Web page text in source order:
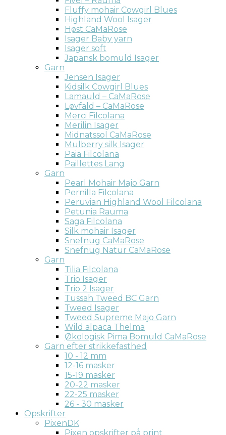
Fluffy mohair Cowgirl Blues
Highland Wool Isager
Høst CaMaRose
Isager Baby yarn
Isager soft
Japansk bomuld Isager
Garn
Jensen Isager
Kidsilk Cowgirl Blues
Lamauld – CaMaRose
Løvfald – CaMaRose
Merci Filcolana
Merilin Isager
Midnatssol CaMaRose
Mulberry silk Isager
Paia Filcolana
Paillettes Lang
Garn
Pearl Mohair Majo Garn
Pernilla Filcolana
Peruvian Highland Wool Filcolana
Petunia Rauma
Saga Filcolana
Silk mohair Isager
Snefnug CaMaRose
Snefnug Natur CaMaRose
Garn
Tilia Filcolana
Trio Isager
Trio 2 Isager
Tussah Tweed BC Garn
Tweed Isager
Tweed Supreme Majo Garn
Wild alpaca Thelma
Økologisk Pima Bomuld CaMaRose
Garn efter strikkefasthed
10 - 12 mm
12-16 masker
15-19 masker
20-22 masker
22-25 masker
26 - 30 masker
Opskrifter
PixenDK
Pixen opskrifter på print